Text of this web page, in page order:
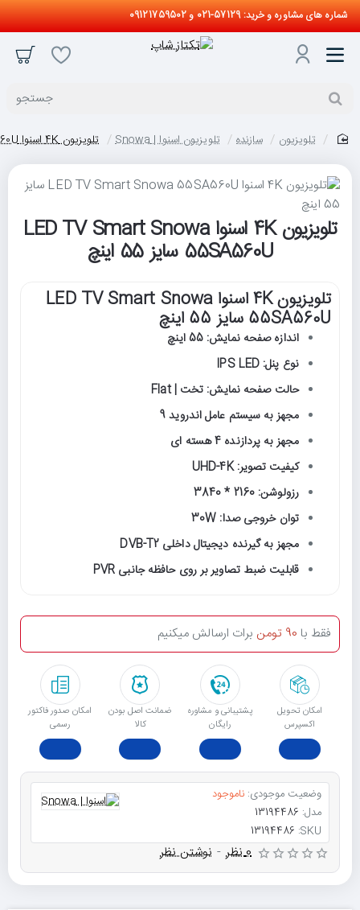
شماره های مشاوره و خرید: 57129-021 و 09121759502
جستجو
تلویزیون سازنده تلویزیون اسنوا | Snowa تلویزیون 4K اسنوا LED TV Smart Snowa 55SA560U سایز 55 اینچ
تلویزیون 4K اسنوا LED TV Smart Snowa
55SA560U سایز 55 اینچ
تلویزیون 4K اسنوا LED TV Smart Snowa
55SA560U سایز 55 اینچ
اندازه صفحه نمایش: 55 اینچ
نوع پنل: IPS LED
حالت صفحه نمایش: تخت | Flat
مجهز به سیستم عامل اندروید 9
مجهز به پردازنده 4 هسته ای
کیفیت تصویر: UHD-4K
رزولوشن: 2160 * 3840
توان خروجی صدا: 30W
مجهز به گیرنده دیجیتال داخلی DVB-T2
قابلیت ضبط تصاویر بر روی حافظه جانبی PVR
امکان تحویل
اکسپرس
پشتیبانی و مشاوره
رایگان
ﺿﻤﺎﻧﺖ اﺻﻞ ﺑﻮدن
ﮐﺎﻟﺎ
امکان صدور فاکتور
رسمی
فقط با 90 تومن برات ارسالش میکنیم
وضعیت موجودی: ناموجود
مدل: 13194486
SKU:
13194486
0 نظر - نوشتن نظر